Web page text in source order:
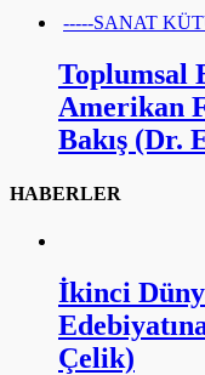
-----SANAT
Toplumsal
Amerikan
Bakış (Dr.
HABERLER
İkinci
Çelik)